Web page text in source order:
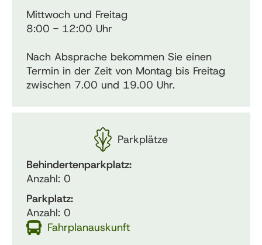
Mittwoch und Freitag
8:00 - 12:00 Uhr
Nach Absprache bekommen Sie einen
Termin in der Zeit von Montag bis Freitag
zwischen 7.00 und 19.00 Uhr.
Parkplätze
Behindertenparkplatz:
Anzahl: 0
Parkplatz:
Anzahl: 0
Fahrplanauskunft